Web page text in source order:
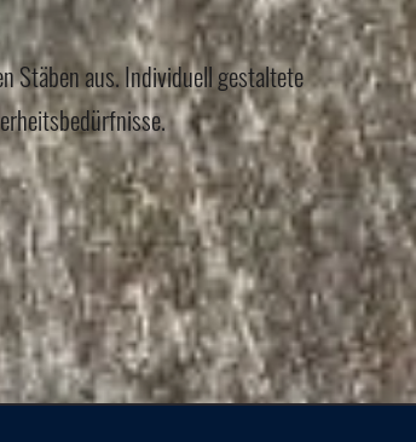
Stäben aus. Individuell gestaltete